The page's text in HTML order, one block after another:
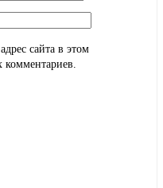
сайта в этом
комментариев.